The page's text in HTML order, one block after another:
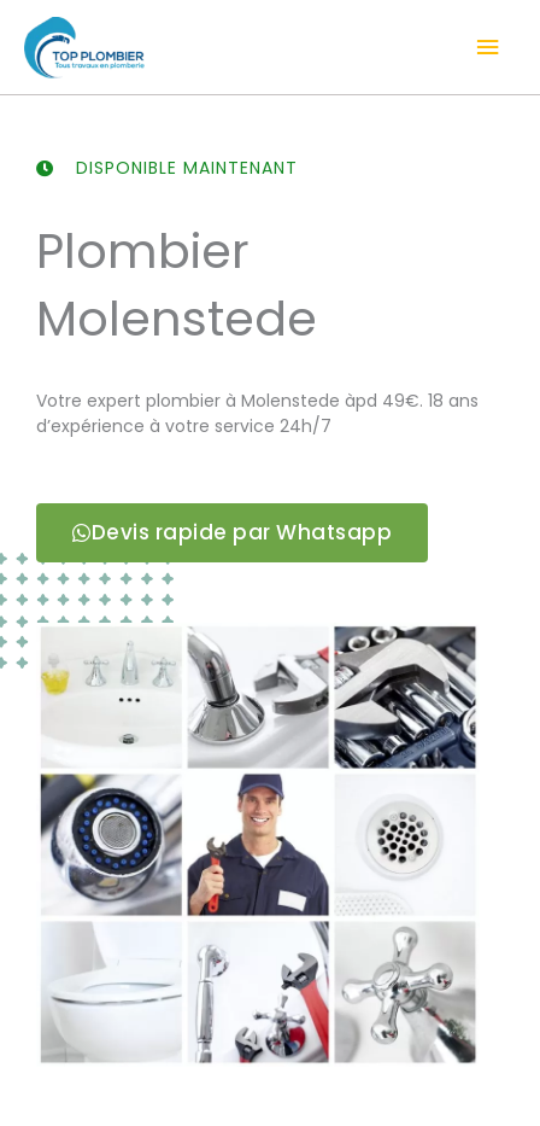
contenu
DISPONIBLE MAINTENANT
Plombier
Molenstede
Votre expert plombier à Molenstede àpd 49€. 18 ans
d’expérience à votre service 24h/7
Devis rapide par Whatsapp